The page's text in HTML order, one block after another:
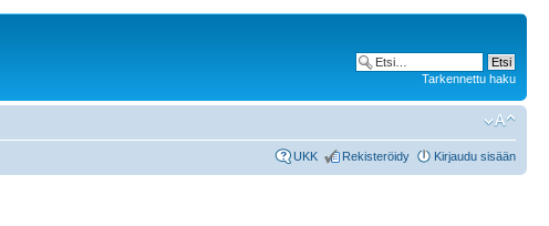
Tarkennettu haku
UKK Rekisteröidy Kirjaudu sisään